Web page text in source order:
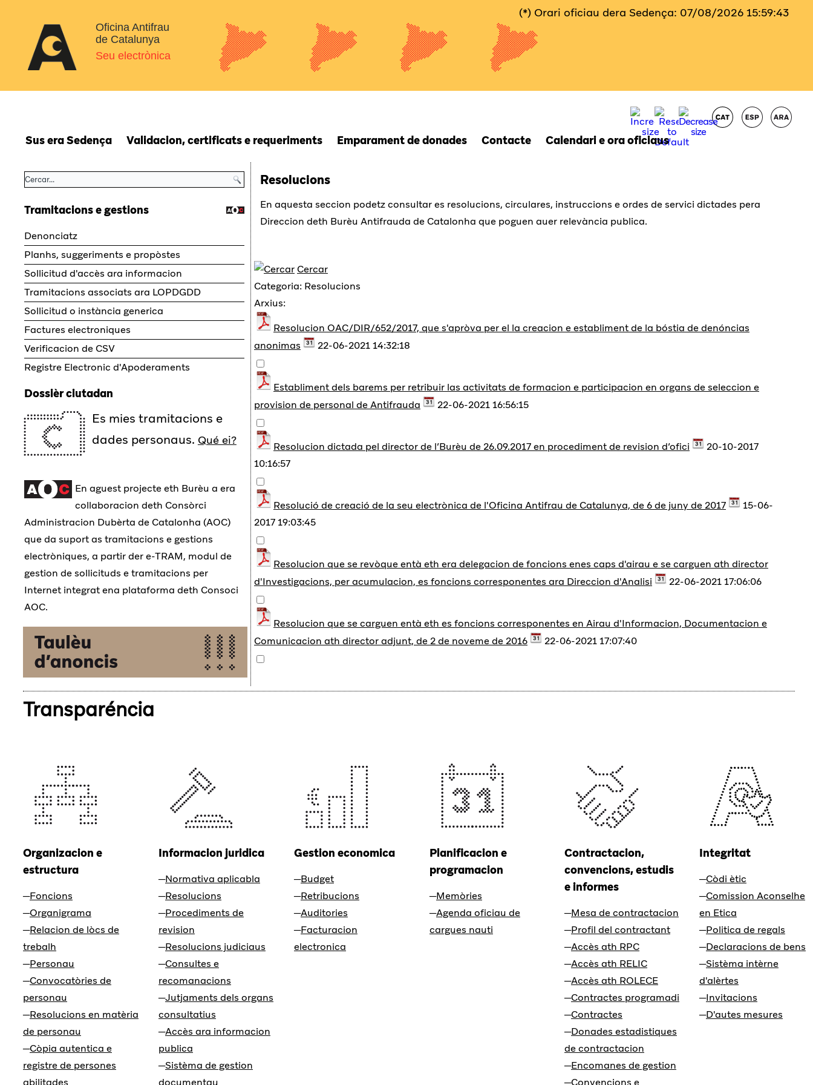
(*) Orari oficiau dera Sedença: 07/08/2026 15:59:44
Oficina Antifrau
de Catalunya
Seu electrònica
Sus era Sedença Validacion, certificats e requeriments Emparament de donades Contacte Calendari e ora oficiaus
Tramitacions e gestions
Denonciatz
Planhs, suggeriments e propòstes
Sollicitud d'accès ara informacion
Tramitacions associats ara LOPDGDD
Sollicitud o instància generica
Factures electroniques
Verificacion de CSV
Registre Electronic d'Apoderaments
Dossièr ciutadan
Es mies tramitacions e
dades personaus. Qué ei?
En aguest projecte eth Burèu a era
collaboracion deth Consòrci
Administracion Dubèrta de Catalonha (AOC)
que da suport as tramitacions e gestions
electròniques, a partir der e-TRAM, modul de
gestion de sollicituds e tramitacions per
Internet integrat ena plataforma deth Consoci
AOC.
Resolucions
En aquesta seccion podetz consultar es resolucions, circulares, instruccions e ordes de servici dictades pera
Direccion deth Burèu Antifrauda de Catalonha que poguen auer relevància publica.
Cercar
Categoria: Resolucions
Arxius:
Resolucion OAC/DIR/652/2017, que s'apròva per el la creacion e establiment de la bóstia de denóncias
anonimas
22-06-2021 14:32:18
Establiment dels barems per retribuir las activitats de formacion e participacion en organs de seleccion e
provision de personal de Antifrauda
22-06-2021 16:56:15
Resolucion dictada pel director de l’Burèu de 26.09.2017 en procediment de revision d’ofici
20-10-2017
10:16:57
Resolució de creació de la seu electrònica de l'Oficina Antifrau de Catalunya, de 6 de juny de 2017
15-06-
2017 19:03:45
Resolucion que se revòque entà eth era delegacion de foncions enes caps d'airau e se carguen ath director
d'Investigacions, per acumulacion, es foncions corresponentes ara Direccion d'Analisi
22-06-2021 17:06:06
Resolucion que se carguen entà eth es foncions corresponentes en Airau d'Informacion, Documentacion e
Comunicacion ath director adjunt, de 2 de noveme de 2016
22-06-2021 17:07:40
Transparéncia
Organizacion e
estructura
Foncions
Organigrama
Relacion de lòcs de
trebalh
Personau
Convocatòries de
personau
Resolucions en matèria
de personau
Còpia autentica e
registre de persones
abilitades
Informacion juridica
Normativa aplicabla
Resolucions
Procediments de
revision
Resolucions judiciaus
Consultes e
recomanacions
Jutjaments dels organs
consultatius
Accès ara informacion
publica
Sistèma de gestion
documentau
Gestion economica
Budget
Retribucions
Auditories
Facturacion
electronica
Planificacion e
programacion
Memòries
Agenda oficiau de
cargues nauti
Contractacion,
convencions, estudis
e informes
Mesa de contractacion
Profil del contractant
Accès ath RPC
Accès ath RELIC
Accès ath ROLECE
Contractes programadi
Contractes
Donades estadistiques
de contractacion
Encomanes de gestion
Convencions e
Integritat
Còdi ètic
Comission Aconselhe
en Etica
Politica de regals
Declaracions de bens
Sistèma intèrne
d'alèrtes
Invitacions
D'autes mesures